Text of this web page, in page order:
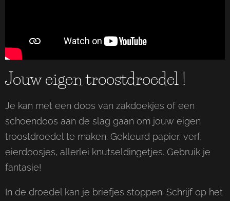
Jouw eigen troostdroedel !
Je kan met een doos van zakdoekjes of een
schoendoos aan de slag gaan om jouw eigen
troostdroedel te maken. Gekleurd papier, verf,
eierdoosjes, allerlei knutseldingetjes. Gebruik je
fantasie!
In de droedel kan je briefjes stoppen. Schrijf op het